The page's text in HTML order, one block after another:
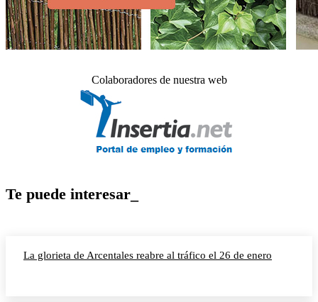
Colaboradores de nuestra web
Te puede interesar_
La glorieta de Arcentales reabre al tráfico el 26 de enero